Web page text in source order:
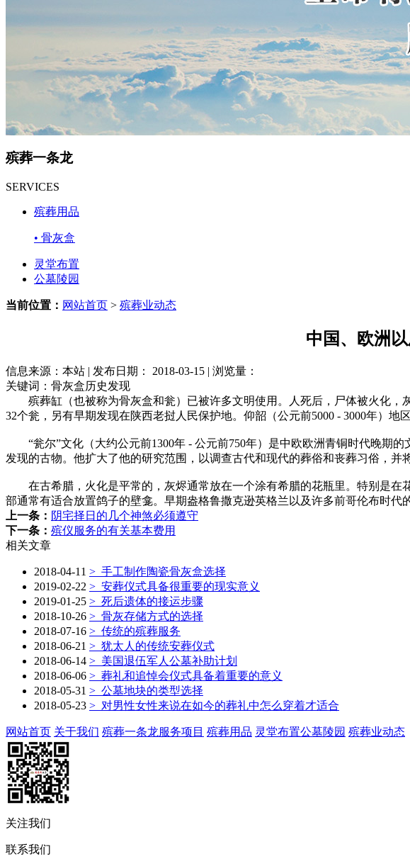
殡葬一条龙
SERVICES
殡葬用品
• 骨灰盒
灵堂布置
公墓陵园
当前位置： 网站首页 > 殡葬业动态
中国、欧洲
信息来源：本站 | 发布日期： 2018-03-15 | 浏览量：
关键词：骨灰盒历史发现
殡葬缸（也被称为骨灰盒和瓮）已被许多文明使用。人死后，尸体被火化，
32个瓮，另有早期发现在陕西老挝人民保护地。仰韶（公元前5000 - 3000年）
“瓮尔”文化（大约公元前1300年 - 公元前750年）是中欧欧洲青铜时代晚期
发现的古物。他扩大了他的研究范围，以调查古代和现代的葬俗和丧葬习俗，并
在古希腊，火化是平常的，灰烬通常放在一个涂有希腊的花瓶里。特别是在
部通常有适合放置鸽子的壁龛。早期盎格鲁撒克逊英格兰以及许多前哥伦布时代
上一条： 阴宅择日的几个神煞必须遵守
下一条： 殡仪服务的有关基本费用
相关文章
2018-04-11 > 手工制作陶瓷骨灰盒选择
2019-02-22 > 安葬仪式具备很重要的现实意义
2019-01-25 > 死后遗体的接运步骤
2018-10-26 > 骨灰存储方式的选择
2018-07-16 > 传统的殡葬服务
2018-06-21 > 犹太人的传统安葬仪式
2018-06-14 > 美国退伍军人公墓补助计划
2018-06-06 > 葬礼和追悼会仪式具备着重要的意义
2018-05-31 > 公墓地块的类型选择
2018-05-23 > 对男性女性来说在如今的葬礼中怎么穿着才适合
网站首页 关于我们 殡葬一条龙服务项目 殡葬用品 灵堂布置公墓陵园 殡葬业动态
关注我们
联系我们